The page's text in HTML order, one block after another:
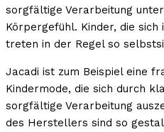
sorgfältige Verarbeitung
Körpergefühl. Kinder, die
treten in der Regel so
Jacadi ist zum Beispiel eine
Kindermode, die sich durch
sorgfältige Verarbeitung
des Herstellers sind so